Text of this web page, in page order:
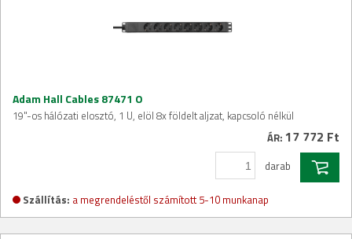
Adam Hall Cables 87471 O
19"-os hálózati elosztó, 1 U, elöl 8x földelt aljzat, kapcsoló nélkül
ÁR: 17 772 Ft
darab
Szállítás: a megrendeléstől számított 5-10 munkanap